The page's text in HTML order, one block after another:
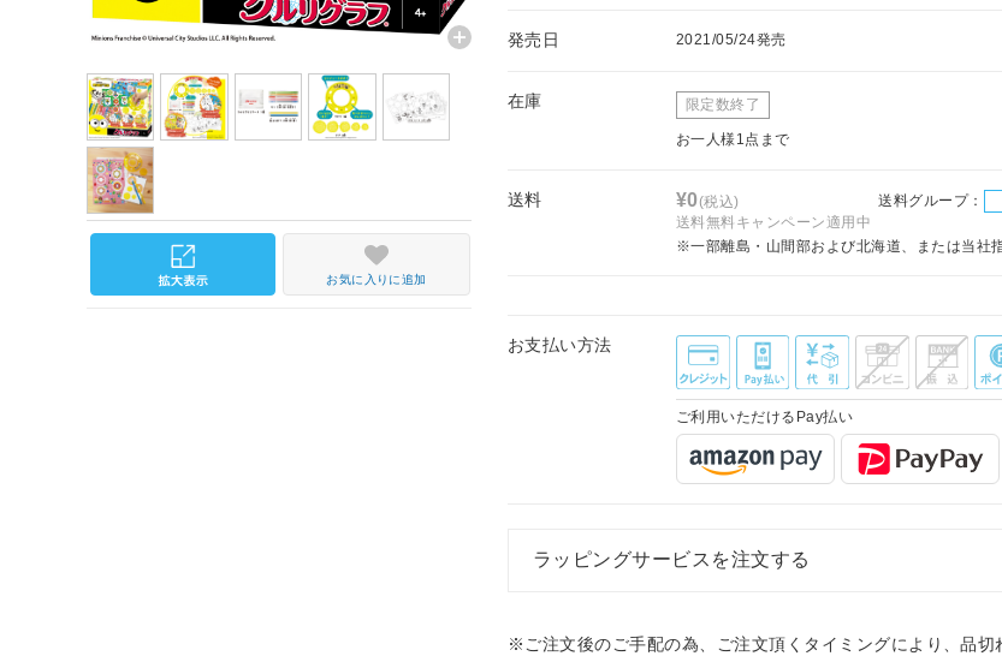
発売日 2021/05/24発売
在庫 限定数終了
お一人様1点まで
送料 ¥0(税込) 送料グループ：
送料無料キャンペーン適用中
※一部離島・山間部および北海道、または当社
お支払い方法
ご利用いただけるPay払い
ラッピングサービスを注文する
※ご注文後のご手配の為、ご注文頂くタイミングにより、品切
お気に入りに追加